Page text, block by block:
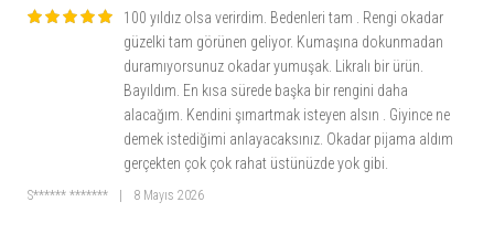
100 yıldız olsa verirdim. Bedenleri tam . Rengi okadar
güzelki tam görünen geliyor. Kumaşına dokunmadan
duramıyorsunuz okadar yumuşak. Likralı bir ürün.
Bayıldım. En kısa sürede başka bir rengini daha
alacağım. Kendini şımartmak isteyen alsın . Giyince ne
demek istediğimi anlayacaksınız. Okadar pijama aldım
gerçekten çok çok rahat üstünüzde yok gibi.
S****** ******* 8 Mayıs 2026